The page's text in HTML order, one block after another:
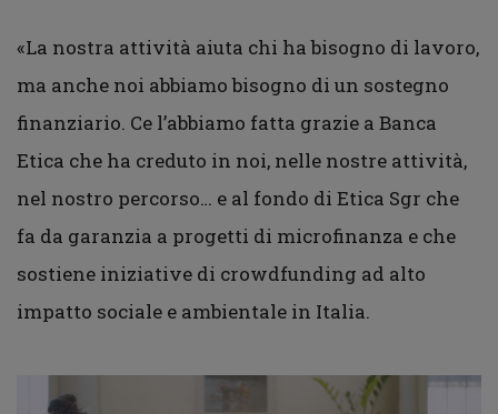
«La nostra attività aiuta chi ha bisogno di lavoro,
ma anche noi abbiamo bisogno di un sostegno
finanziario. Ce l’abbiamo fatta grazie a Banca
Etica che ha creduto in noi, nelle nostre attività,
nel nostro percorso… e al fondo di Etica Sgr che
fa da garanzia a progetti di microfinanza e che
sostiene iniziative di crowdfunding ad alto
impatto sociale e ambientale in Italia.